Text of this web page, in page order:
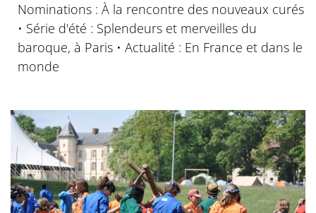
Nominations : À la rencontre des nouveaux curés
• Série d'été : Splendeurs et merveilles du
baroque, à Paris • Actualité : En France et dans le
monde